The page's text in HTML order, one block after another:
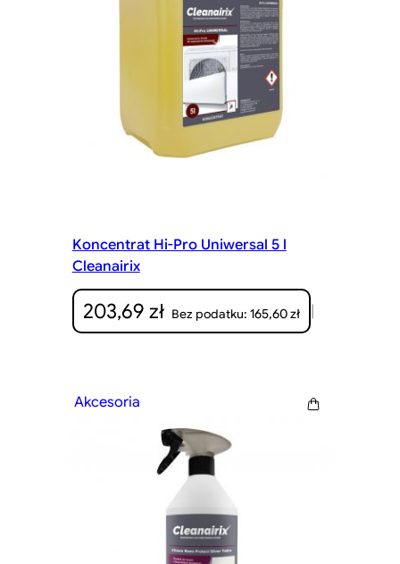
Koncentrat Hi-Pro Uniwersal 5 l
Cleanairix
203,69 zł Bez podatku: 165,60zł |
Akcesoria